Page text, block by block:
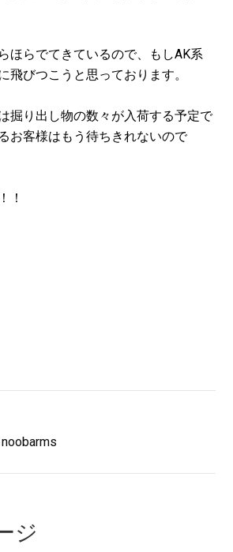
ほらでてきているので、もしAK系
飛びつこうと思っております。
掘り出し物の数々が入荷する予定で
お客様はもう待ちきれないので
！
noobarms
ジ